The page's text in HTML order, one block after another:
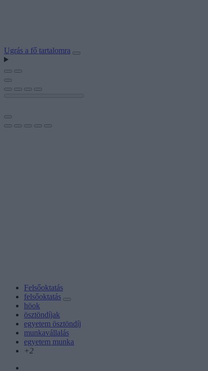
Ugrás a fő tartalomra
Felsőoktatás
felsőoktatás
höok
ösztöndíjak
egyetem ösztöndíj
munkavállalás
egyetem munka
+2